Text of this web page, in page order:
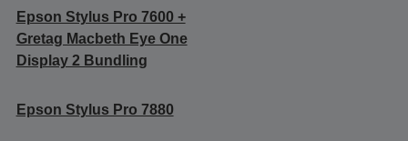
Epson Stylus Pro 7600 +
Gretag Macbeth Eye One
Display 2 Bundling
Epson Stylus Pro 7880